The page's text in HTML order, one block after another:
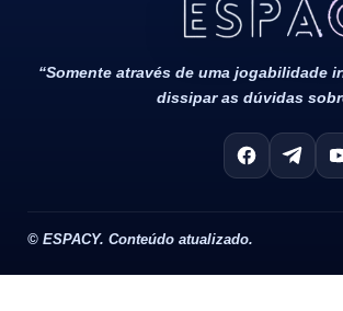
“Somente através de uma jogabilidade
dissipar as dúvidas
© ESPACY. Conteúdo atualizado.